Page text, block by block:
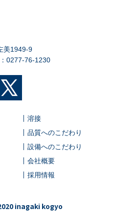
美1949-9
0277-76-1230
溶接
品質へのこだわり
設備へのこだわり
会社概要
採用情報
inagaki kogyo